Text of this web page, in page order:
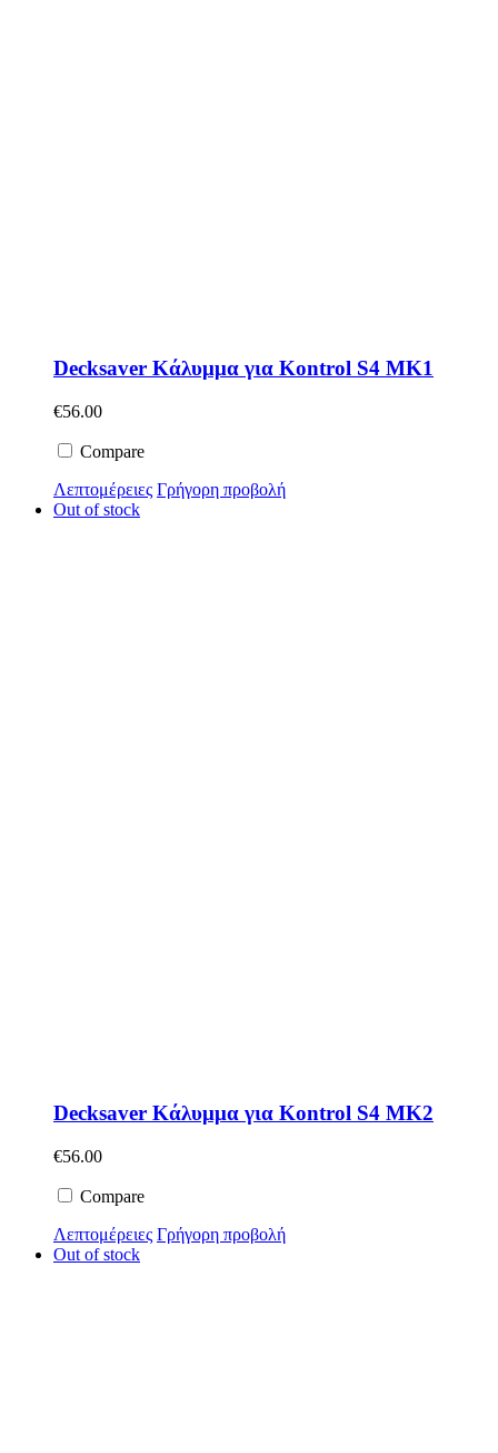
Decksaver Κάλυμμα για Kontrol S4 MK1
€56.00
Compare
Λεπτομέρειες Γρήγορη προβολή
Out of stock
Decksaver Κάλυμμα για Kontrol S4 MK2
€56.00
Compare
Λεπτομέρειες Γρήγορη προβολή
Out of stock